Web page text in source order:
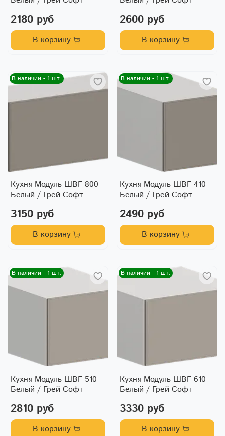
2180 руб
В корзину
2600 руб
В корзину
В наличии - 1 шт.
Кухня Модуль ШВГ 800
Белый / Грей Софт
3150 руб
В корзину
В наличии - 1 шт.
Кухня Модуль ШВГ 410
Белый / Грей Софт
2490 руб
В корзину
В наличии - 1 шт.
Кухня Модуль ШВГ 510
Белый / Грей Софт
2810 руб
В корзину
В наличии - 1 шт.
Кухня Модуль ШВГ 610
Белый / Грей Софт
3330 руб
В корзину